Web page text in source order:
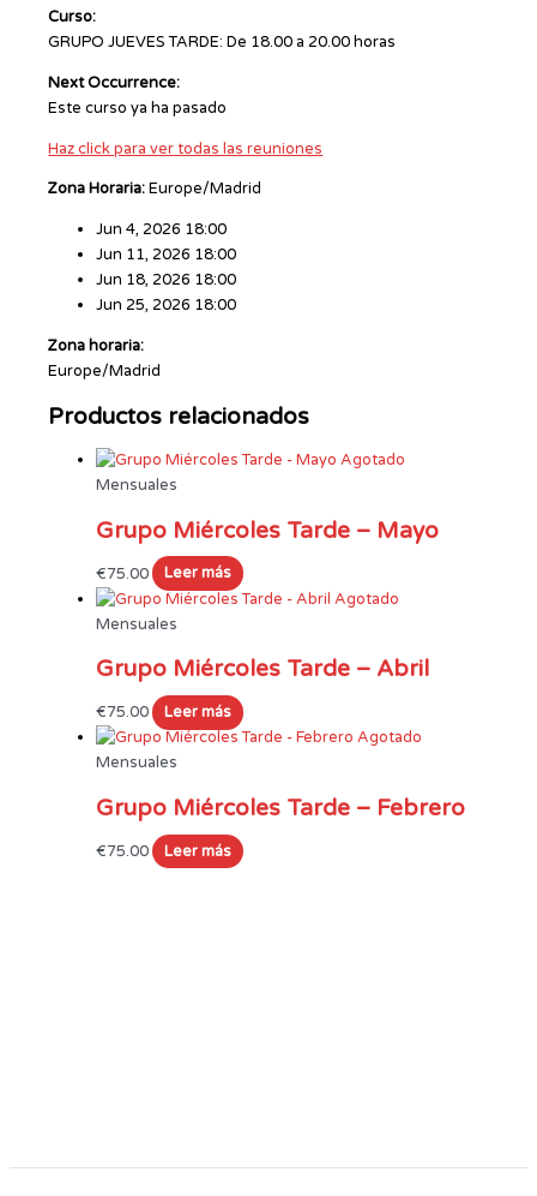
Curso:
GRUPO JUEVES TARDE: De 18.00 a 20.00 horas
Next Occurrence:
Este curso ya ha pasado
Haz click para ver todas las reuniones
Zona Horaria:Europe/Madrid
Jun 4, 2026 18:00
Jun 11, 2026 18:00
Jun 18, 2026 18:00
Jun 25, 2026 18:00
Zona horaria:
Europe/Madrid
Productos relacionados
Agotado
Mensuales
Grupo Miércoles Tarde – Mayo
€75.00
Leer más
Agotado
Mensuales
Grupo Miércoles Tarde – Abril
€75.00
Leer más
Agotado
Mensuales
Grupo Miércoles Tarde – Febrero
€75.00 Leer más